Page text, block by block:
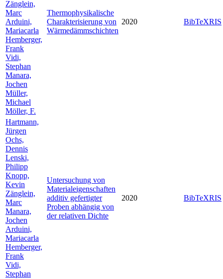
Zänglein,
Marc
Arduini,
Mariacarla
Hemberger,
Frank
Vidi,
Stephan
Manara,
Jochen
Müller,
Michael
Möller, F.
Thermophysikalische
Charakterisierung von
Wärmedämmschichten
2020 BibTeXRIS
Hartmann,
Jürgen
Ochs,
Dennis
Lenski,
Philipp
Knopp,
Kevin
Zänglein,
Marc
Manara,
Jochen
Arduini,
Mariacarla
Hemberger,
Frank
Vidi,
Stephan
Untersuchung von
Materialeigenschaften
additiv gefertigter
Proben abhängig von
der relativen Dichte
2020 BibTeXRIS